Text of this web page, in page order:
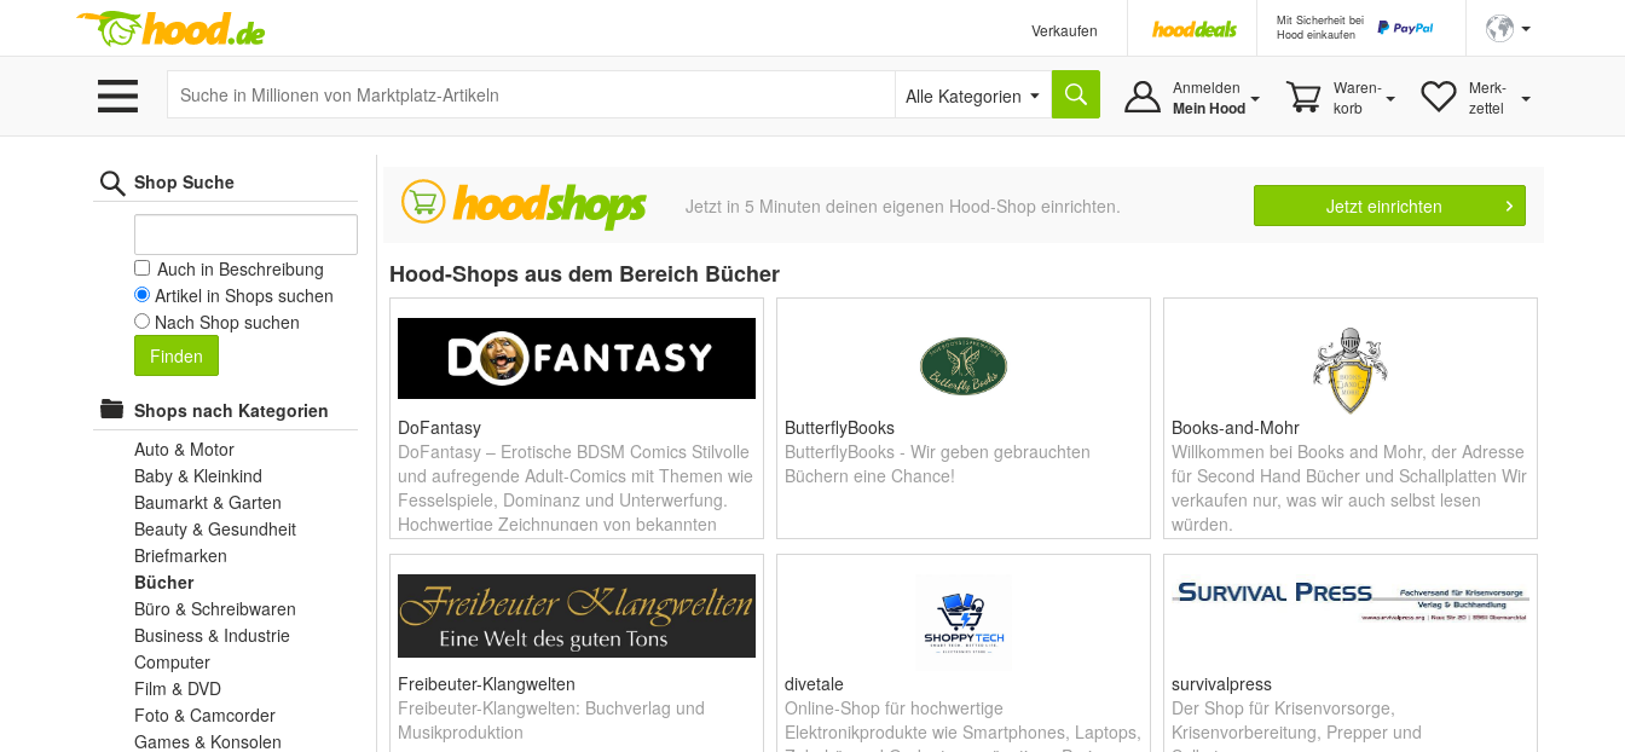
Verkaufen
Mit Sicherheit bei
Hood einkaufen
Alle Kategorien Anmelden
Mein Hood
Waren-
korb
Merk-
zettel
Shop Suche
Auch in Beschreibung
Artikel in Shops suchen
Nach Shop suchen
Finden
Shops nach Kategorien
Auto & Motor
Baby & Kleinkind
Baumarkt & Garten
Beauty & Gesundheit
Briefmarken
Bücher
Büro & Schreibwaren
Business & Industrie
Computer
Film & DVD
Foto & Camcorder
Games & Konsolen
Jetzt in 5 Minuten deinen eigenen Hood-Shop einrichten. Jetzt einrichten
Hood-Shops aus dem Bereich Bücher
DoFantasy
DoFantasy – Erotische BDSM Comics Stilvolle
und aufregende Adult-Comics mit Themen wie
Fesselspiele, Dominanz und Unterwerfung.
Hochwertige Zeichnungen von bekannten
Künstlern. Für alle, die gerne in
ButterflyBooks
ButterflyBooks - Wir geben gebrauchten
Büchern eine Chance!
Books-and-Mohr
Willkommen bei Books and Mohr, der Adresse
für Second Hand Bücher und Schallplatten Wir
verkaufen nur, was wir auch selbst lesen
würden.
Freibeuter-Klangwelten
Freibeuter-Klangwelten: Buchverlag und
Musikproduktion
divetale
Online-Shop für hochwertige
Elektronikprodukte wie Smartphones, Laptops,
survivalpress
Der Shop für Krisenvorsorge,
Krisenvorbereitung, Prepper und